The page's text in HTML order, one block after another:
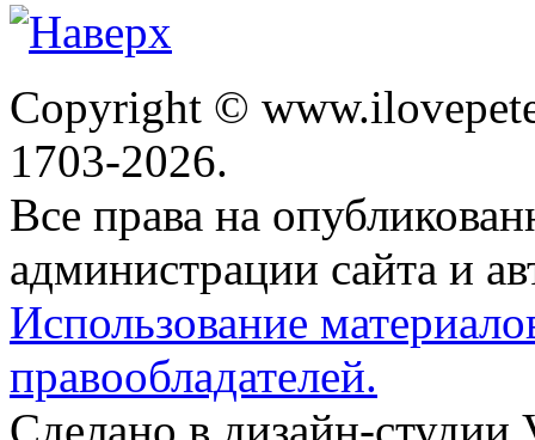
Copyright ©
1703-2026.
Все права на
администрации сайта и
Использование
правообладателей.